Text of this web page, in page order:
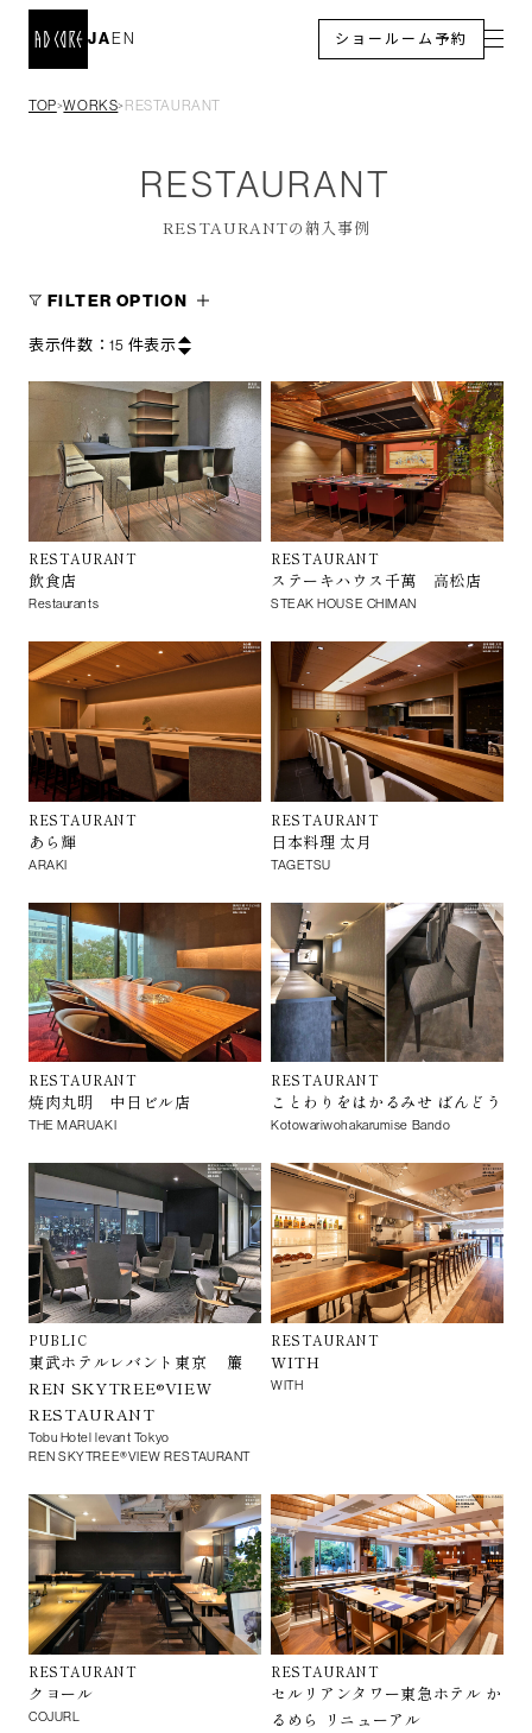
EN
JA ショールーム予約
TOP＞WORKS＞ RESTAURANT
RESTAURANT
RESTAURANTの納入事例
FILTER OPTION
表示件数：15 件表示
RESTAURANT
飲食店
Restaurants
RESTAURANT
ステーキハウス千萬 高松店
STEAK HOUSE CHIMAN
RESTAURANT
あら輝
ARAKI
RESTAURANT
日本料理 太月
TAGETSU
RESTAURANT
焼肉丸明 中日ビル店
THE MARUAKI
RESTAURANT
ことわりをはかるみせ ばんどう
Kotowariwohakarumise Bando
PUBLIC
東武ホテルレバント東京 簾
REN SKYTREE®VIEW
RESTAURANT
Tobu Hotel levant Tokyo
REN SKYTREE®VIEW RESTAURANT
RESTAURANT
WITH
WITH
RESTAURANT
クヨール
COJURL
RESTAURANT
セルリアンタワー東急ホテル か
るめら リニューアル